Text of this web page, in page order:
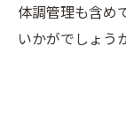
体調管理も含め
いかがでしょう